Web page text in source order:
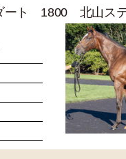
ト 1800 北山ステ